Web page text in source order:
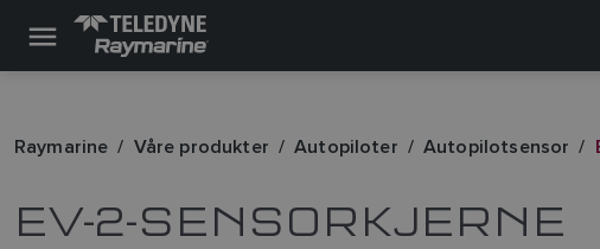
Raymarine Våre produkter Autopiloter Autopilotsensor
EV-2-SENSORKJERNE